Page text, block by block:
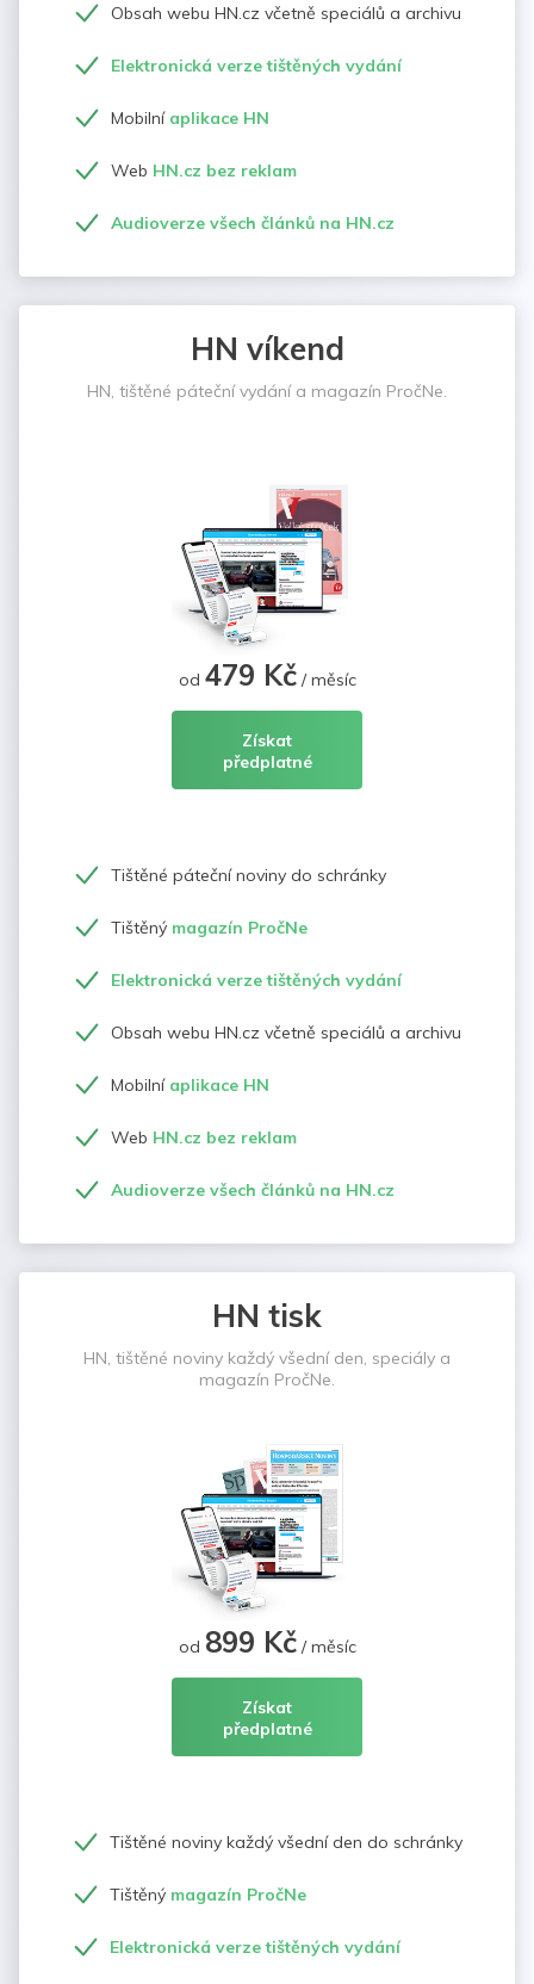
Obsah webu HN.cz včetně speciálů a archivu
Elektronická verze tištěných vydání
Mobilní aplikace HN
Web HN.cz bez reklam
Audioverze všech článků na HN.cz
HN víkend
HN, tištěné páteční vydání a magazín PročNe.
od 479 Kč/ měsíc
Získat
předplatné
Tištěné páteční noviny do schránky
Tištěný magazín PročNe
Elektronická verze tištěných vydání
Obsah webu HN.cz včetně speciálů a archivu
Mobilní aplikace HN
Web HN.cz bez reklam
Audioverze všech článků na HN.cz
HN tisk
HN, tištěné noviny každý všední den, speciály a
magazín PročNe.
od 899 Kč/ měsíc
Získat
předplatné
Tištěné noviny každý všední den do schránky
Tištěný magazín PročNe
Elektronická verze tištěných vydání